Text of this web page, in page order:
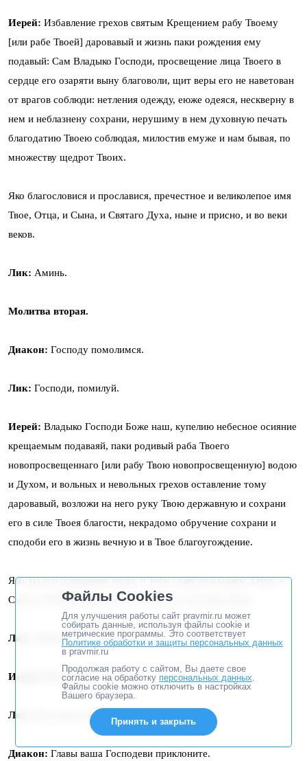
Иерей: Избавление грехов святым Крещением рабу Твоему
[или рабе Твоей] даровавый и жизнь паки рождения ему
подавый: Сам Владыко Господи, просвещение лица Твоего в
сердце его озаряти выну благоволи, щит веры его не наветован
от врагов соблюди: нетления одежду, еюже одеяся, нескверну в
нем и неблазнену сохрани, нерушиму в нем духовную печать
благодатию Твоею соблюдая, милостив емуже и нам бывая, по
множеству щедрот Твоих.
Яко благословися и прославися, пречестное и великолепое имя
Твое, Отца, и Сына, и Святаго Духа, ныне и присно, и во веки
веков.
Лик: Аминь.
Молитва вторая.
Диакон: Господу помолимся.
Лик: Господи, помилуй.
Иерей: Владыко Господи Боже наш, купелию небесное осияние
крещаемым подаваяй, паки родивый раба Твоего
новопросвещеннаго [или рабу Твою новопросвещенную] водою
и Духом, и вольных и невольных грехов оставление тому
даровавый, возложи на него руку Твою державную и сохрани
его в силе Твоея благости, некрадомо обручение сохрани и
сподоби его в жизнь вечную и в Твое благоугождение.
Яко Ты еси освящение наше, и Тебе славу возсылаем, Отцу, и
Сыну, и Святому Духу, ныне и присно и во веки веков.
Лик: Аминь.
Иерей: Мир всем.
Лик: И духови твоему.
Диакон: Главы ваша Господеви приклоните.
Файлы Cookies
Для улучшения работы сайт pravmir.ru может
собирать данные, используя файлы cookie и
метрические программы. Это соответствует
Политике обработки и защиты персональных данных
в pravmir.ru
Продолжая работу с сайтом, Вы даете свое
согласие на обработку персональных данных.
Файлы cookie можно отключить в настройках
Вашего браузера.
Принять и закрыть